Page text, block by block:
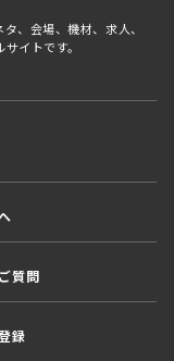
、会場、機材、求人、
イトです。
質問
録